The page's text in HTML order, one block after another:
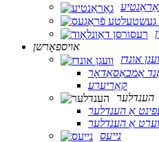
אויספאָרשן
אונדז
אַמבאַסאַדאָר
קאַריערע
הענדלער
אַ הענדלער
אַ הענדלער
נייעס